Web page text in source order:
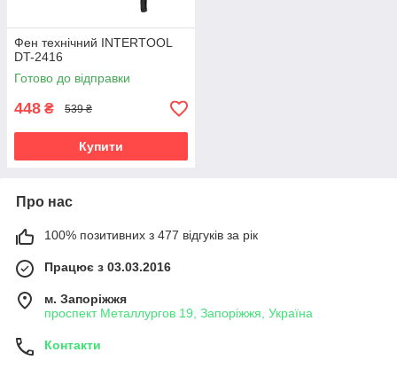
Фен технiчний INTERTOOL
DT-2416
Готово до відправки
448 ₴ 539 ₴
Купити
Про нас
100% позитивних з 477 відгуків за рік
Працює з 03.03.2016
м. Запоріжжя
проспект Металлургов 19, Запоріжжя, Україна
Контакти